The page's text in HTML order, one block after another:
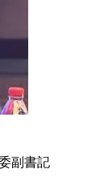
副書記